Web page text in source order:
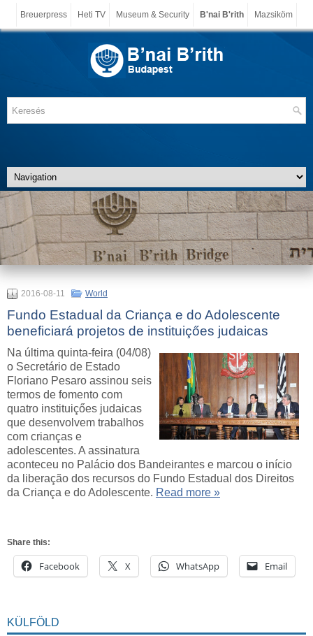
Breuerpress Heti TV Museum & Security B'nai B'rith Mazsiköm
2016-08-11 World
Fundo Estadual da Criança e do Adolescente
beneficiará projetos de instituiçőes judaicas
Na última quinta-feira (04/08)
o Secretário de Estado
Floriano Pesaro assinou seis
termos de fomento com
quatro instituiçőes judaicas
que desenvolvem trabalhos
com crianças e
adolescentes. A assinatura
aconteceu no Palácio dos Bandeirantes e marcou o início
da liberação dos recursos do Fundo Estadual dos Direitos
da Criança e do Adolescente. Read more »
Share this:
Facebook X WhatsApp Email
KÜLFÖLD